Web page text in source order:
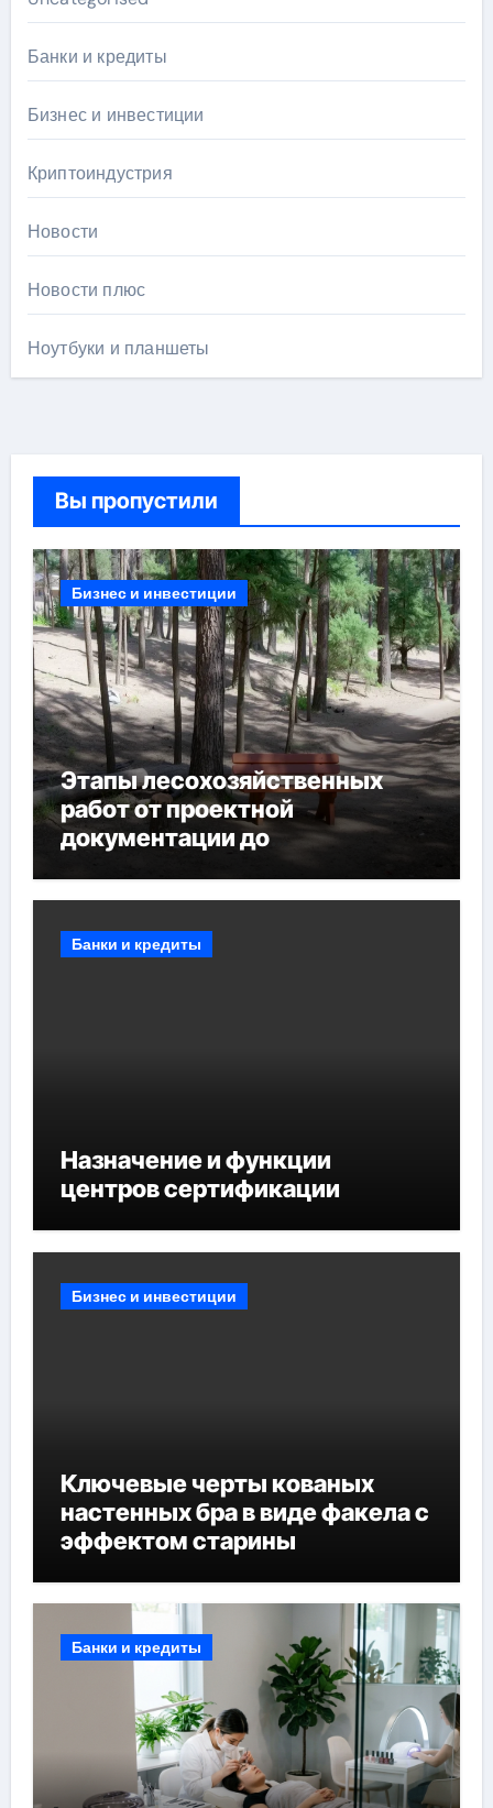
Банки и кредиты
Бизнес и инвестиции
Криптоиндустрия
Новости
Новости плюс
Ноутбуки и планшеты
Вы пропустили
Бизнес и инвестиции
Этапы лесохозяйственных
работ от проектной
документации до
мероприятий и обустройства
Банки и кредиты
Назначение и функции
центров сертификации
Бизнес и инвестиции
Ключевые черты кованых
настенных бра в виде факела с
эффектом старины
Банки и кредиты